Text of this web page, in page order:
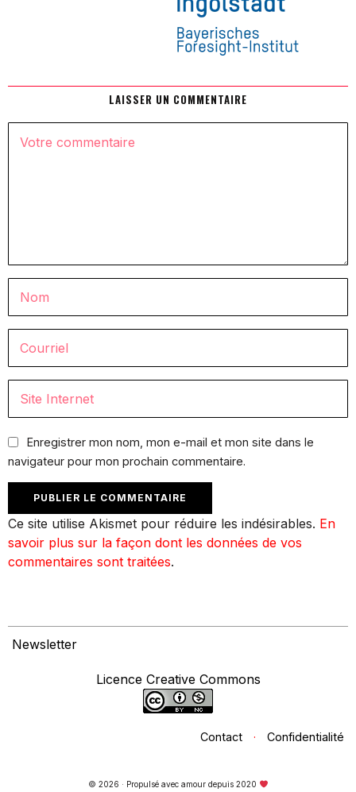
LAISSER UN COMMENTAIRE
Enregistrer mon nom, mon e-mail et mon site dans le
navigateur pour mon prochain commentaire.
Ce site utilise Akismet pour réduire les indésirables. En
savoir plus sur la façon dont les données de vos
commentaires sont traitées.
Newsletter
Licence Creative Commons
Contact · Confidentialité
© 2026 · Propulsé avec amour depuis 2020